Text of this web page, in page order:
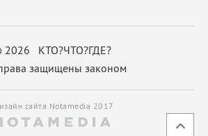
2026 КТО?ЧТО?ГДЕ?
защищены законом
сайта Notamedia 2017